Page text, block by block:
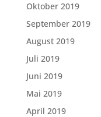
Oktober 2019
September 2019
August 2019
Juli 2019
Juni 2019
Mai 2019
April 2019